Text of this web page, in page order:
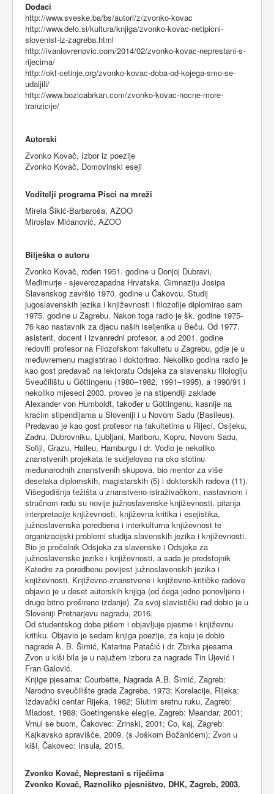
Dodaci
http://www.sveske.ba/bs/autori/z/zvonko-kovac
http://www.delo.si/kultura/knjiga/zvonko-kovac-netipicni-
slovenist-iz-zagreba.html
http://ivanlovrenovic.com/2014/02/zvonko-kovac-neprestani-s-
rijecima/
http://okf-cetinje.org/zvonko-kovac-doba-od-kojega-smo-se-
udaljili/
http://www.bozicabrkan.com/zvonko-kovac-nocne-more-
tranzicije/
Autorski
Zvonko Kovač, Izbor iz poezije
Zvonko Kovač, Domovinski eseji
Voditelji programa Pisci na mreži
Mirela Šikić-Barbaroša, AZOO
Miroslav Mićanović, AZOO
Bilješka o autoru
Zvonko Kovač, rođen 1951. godine u Donjoj Dubravi,
Međimurje - sjeverozapadna Hrvatska. Gimnaziju Josipa
Slavenskog završio 1970. godine u Čakovcu. Studij
jugoslavenskih jezika i književnosti i filozofije diplomirao sam
1975. godine u Zagrebu. Nakon toga radio je šk. godine 1975-
76 kao nastavnik za djecu naših iseljenika u Beču. Od 1977.
asistent, docent i izvanredni profesor, a od 2001. godine
redoviti profesor na Filozofskom fakultetu u Zagrebu, gdje je u
međuvremenu magistrirao i doktorirao. Nekoliko godina radio je
kao gost predavač na lektoratu Odsjeka za slavensku filologiju
Sveučilištu u Göttingenu (1980–1982, 1991–1995), a 1990/91 i
nekoliko mjeseci 2003. proveo je na stipendiji zaklade
Alexander von Humboldt, također u Göttingenu, kasnije na
kraćim stipendijama u Sloveniji i u Novom Sadu (Basileus).
Predavao je kao gost profesor na fakultetima u Rijeci, Osijeku,
Zadru, Dubrovniku, Ljubljani, Mariboru, Kopru, Novom Sadu,
Sofiji, Grazu, Halleu, Hamburgu i dr. Vodio je nekoliko
znanstvenih projekata te sudjelovao na oko stotinu
međunarodnih znanstvenih skupova, bio mentor za više
desetaka diplomskih, magistarskih (5) i doktorskih radova (11).
Višegodišnja težišta u znanstveno-istraživačkom, nastavnom i
stručnom radu su novije južnoslavenske književnosti, pitanja
interpretacije književnosti, književna kritika i esejistika,
južnoslavenska poredbena i interkulturna književnost te
organizacijski problemi studija slavenskih jezika i književnosti.
Bio je pročelnik Odsjeka za slavenske i Odsjeka za
južnoslavenske jezike i književnosti, a sada je predstojnik
Katedre za poredbenu povijest južnoslavenskih jezika i
književnosti. Književno-znanstvene i književno-kritičke radove
objavio je u deset autorskih knjiga (od čega jedno ponovljeno i
drugo bitno prošireno izdanje). Za svoj slavistički rad dobio je u
Sloveniji Pretnarjevu nagradu, 2016.
Od studentskog doba pišem i objavljuje pjesme i književnu
kritiku. Objavio je sedam knjiga poezije, za koju je dobio
nagrade A. B. Šimić, Katarina Patačić i dr. Zbirka pjesama
Zvon u kiši bila je u najužem izboru za nagrade Tin Ujević i
Fran Galović.
Knjige pjesama: Courbette, Nagrada A.B. Šimić, Zagreb:
Narodno sveučilište grada Zagreba, 1973; Korelacije, Rijeka:
Izdavački centar Rijeka, 1982; Slutim sretnu ruku, Zagreb:
Mladost, 1988; Goetingenske elegije, Zagreb: Meandar, 2001;
Vrnul se buom, Čakovec: Zrinski, 2001; Co, kaj, Zagreb:
Kajkavsko spravišče, 2009. (s Joškom Božanićem); Zvon u
kiši, Čakovec: Insula, 2015.
Zvonko Kovač, Neprestani s riječima
Zvonko Kovač, Raznoliko pjesništvo, DHK, Zagreb, 2003.